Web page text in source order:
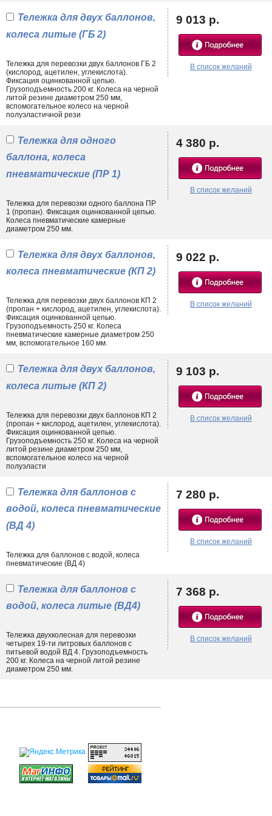
эксплуатации на условиях склада, производстве.
Отдельной группой товаров выступают тележки для баллонов с водой.
Они рассчитаны на вертикальное размещение и последующую
транспортировку нескольких 19 литровых бутылей. Стоимость тех или
иных моделей, а также подробное описание технических
характеристик Вы можете узнать из карточек товаров.
9 013 р.
В список желаний
Тележка для двух баллонов,
колеса литые (ГБ 2)
Тележка для перевозки двух баллонов ГБ 2
(кислород, ацетилен, углекислота).
Фиксация оцинкованной цепью.
Грузоподъемность 200 кг. Колеса на черной
литой резине диаметром 250 мм,
вспомогательное колесо на черной
полуэластичной рези
4 380 р.
В список желаний
Тележка для одного
баллона, колеса
пневматические (ПР 1)
Тележка для перевозки одного баллона ПР
1 (пропан). Фиксация оцинкованной цепью.
Колеса пневматические камерные
диаметром 250 мм.
9 022 р.
В список желаний
Тележка для двух баллонов,
колеса пневматические (КП 2)
Тележка для перевозки двух баллонов КП 2
(пропан + кислород, ацетилен, углекислота).
Фиксация оцинкованной цепью.
Грузоподъемность 250 кг. Колеса
пневматические камерные диаметром 250
мм, вспомогательное 160 мм.
9 103 р.
В список желаний
Тележка для двух баллонов,
колеса литые (КП 2)
Тележка для перевозки двух баллонов КП 2
(пропан + кислород, ацетилен, углекислота).
Фиксация оцинкованной цепью.
Грузоподъемность 250 кг. Колеса на черной
литой резине диаметром 250 мм,
вспомогательное колесо на черной
полуэласти
7 280 р.
В список желаний
Тележка для баллонов с
водой, колеса пневматические
(ВД 4)
Тележка для баллонов с водой, колеса
пневматические (ВД 4)
7 368 р.
В список желаний
Тележка для баллонов с
водой, колеса литые (ВД4)
Тележка двухколесная для перевозки
четырех 19-ти литровых баллонов с
питьевой водой ВД 4. Грузоподъемность
200 кг. Колеса на черной литой резине
диаметром 250 мм.